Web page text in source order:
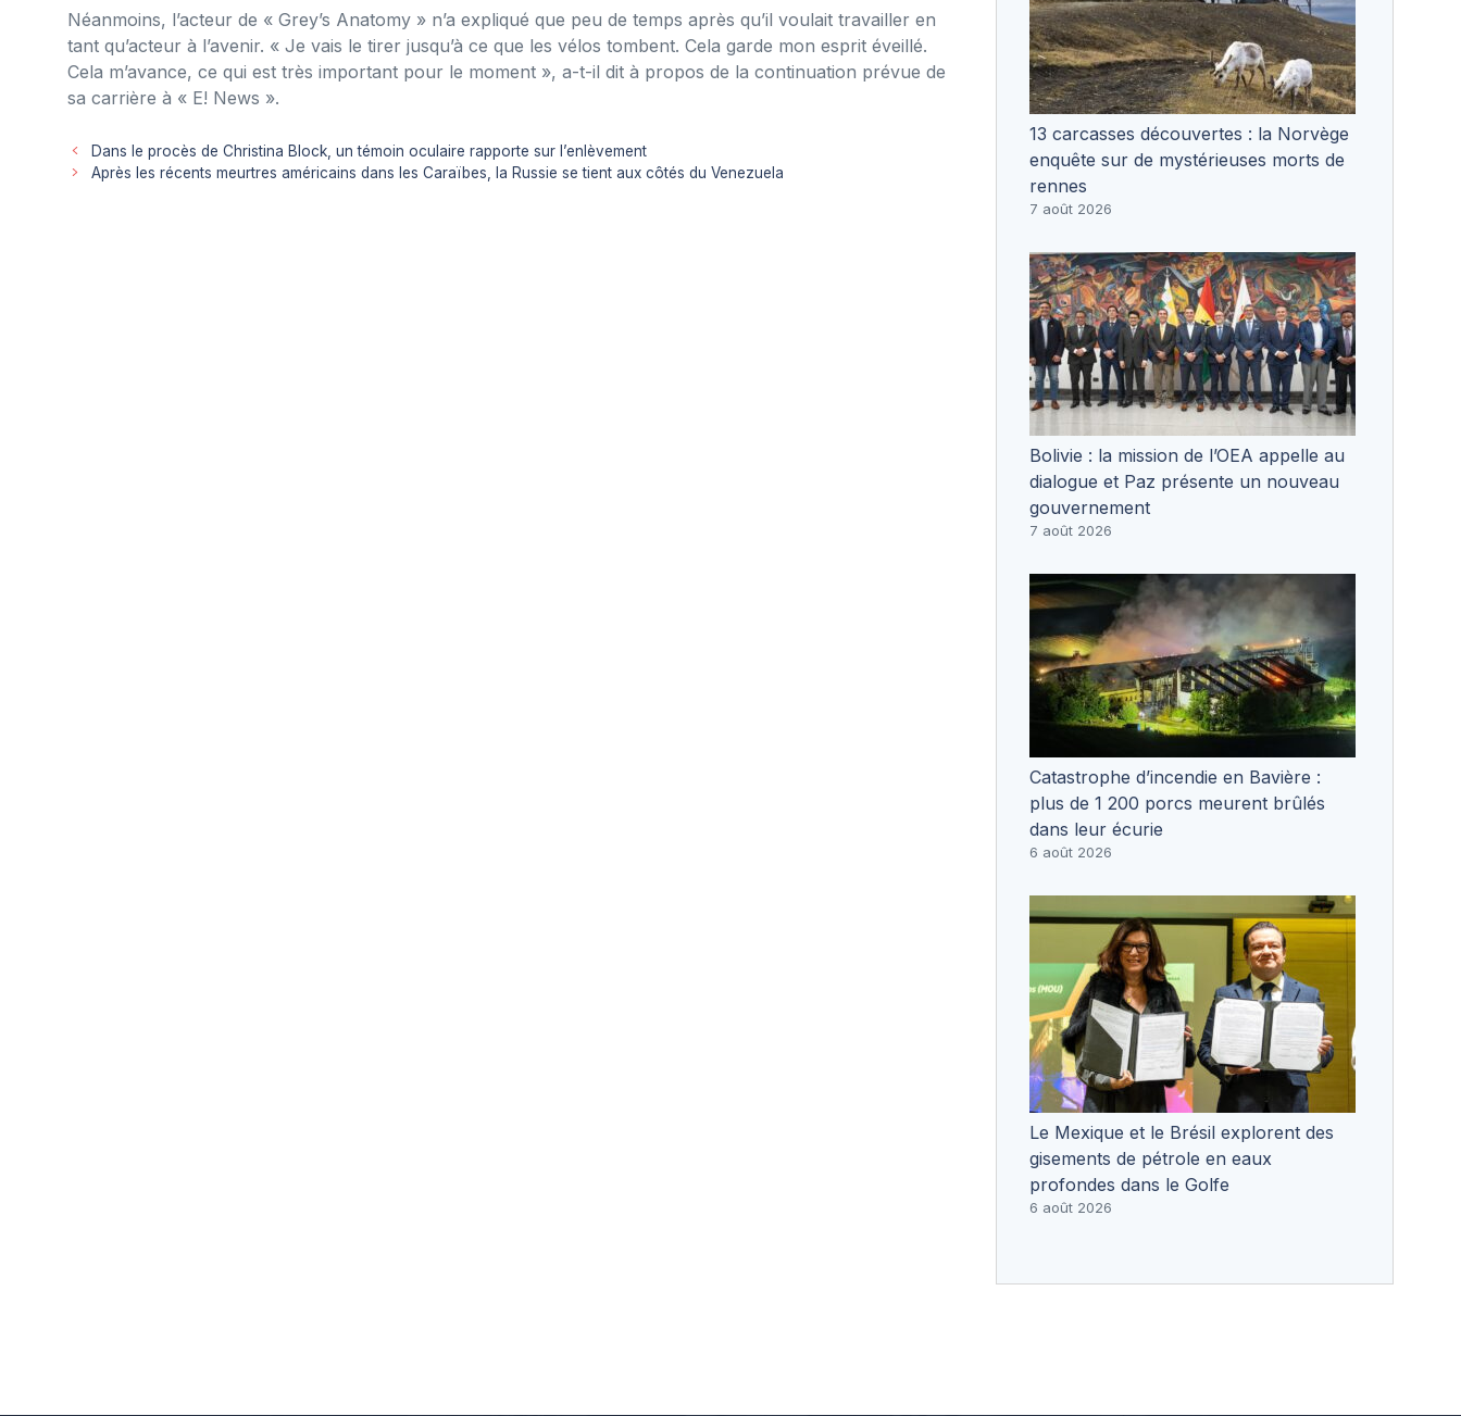
Néanmoins, l’acteur de « Grey’s Anatomy » n’a expliqué que peu de temps après qu’il voulait travailler en
tant qu’acteur à l’avenir. « Je vais le tirer jusqu’à ce que les vélos tombent. Cela garde mon esprit éveillé.
Cela m’avance, ce qui est très important pour le moment », a-t-il dit à propos de la continuation prévue de
sa carrière à « E! News ».
Dans le procès de Christina Block, un témoin oculaire rapporte sur l’enlèvement
Après les récents meurtres américains dans les Caraïbes, la Russie se tient aux côtés du Venezuela
13 carcasses découvertes : la Norvège
enquête sur de mystérieuses morts de
rennes
7 août 2026
Bolivie : la mission de l’OEA appelle au
dialogue et Paz présente un nouveau
gouvernement
7 août 2026
Catastrophe d’incendie en Bavière :
plus de 1 200 porcs meurent brûlés
dans leur écurie
6 août 2026
Le Mexique et le Brésil explorent des
gisements de pétrole en eaux
profondes dans le Golfe
6 août 2026